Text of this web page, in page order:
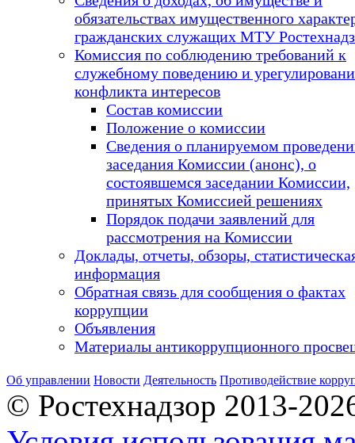
обязательствах имущественного
гражданских служащих МТУ
Комиссия по соблюдению требований к
служебному поведению и
конфликта интересов
Состав комиссии
Положение о комиссии
Сведения о планируемом
заседания Комиссии (анонс), о
состоявшемся заседании Комиссии,
принятых Комиссией решениях
Порядок подачи заявлений для
рассмотрения на Комиссии
Доклады, отчеты, обзоры,
информация
Обратная связь для сообщения о фактах
коррупции
Объявления
Материалы антикоррупционного
Об управлении Новости Деятельность Противодействие
© Ростехнадзор 2013-